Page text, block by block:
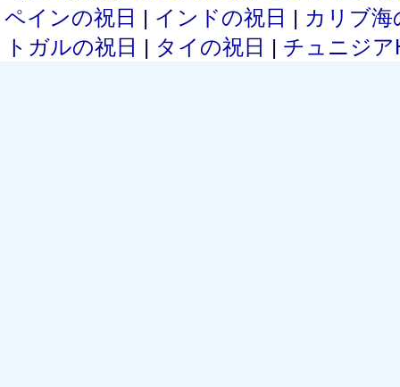
ペインの祝日 | インドの祝日 | カリブ
トガルの祝日 | タイの祝日 | チュニジ